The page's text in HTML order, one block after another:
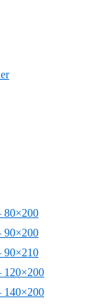
80×200
90×200
90×210
120×200
140×200